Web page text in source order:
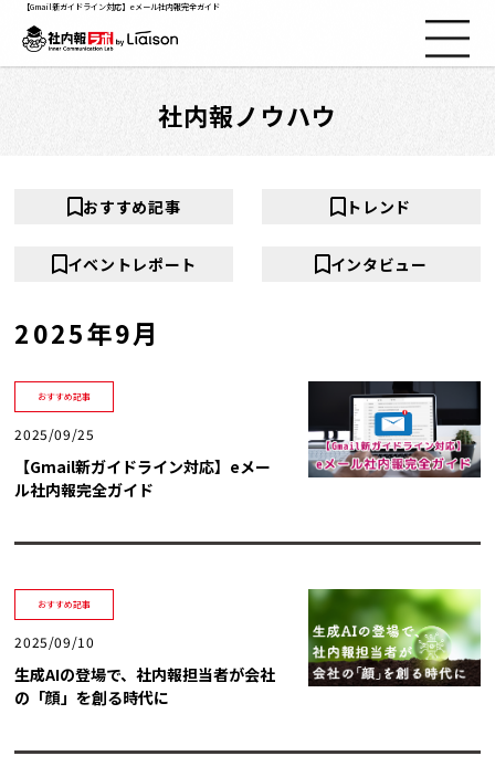
社内報ノウハウ
動画コーナー
トレンド用語集
【Gmail新ガイドライン対応】eメール社内報完全ガイド
社内報ノウハウ
おすすめ記事 トレンド
イベントレポート インタビュー
2025年9月
おすすめ記事
2025/09/25
【Gmail新ガイドライン対応】eメー
ル社内報完全ガイド
おすすめ記事
2025/09/10
生成AIの登場で、社内報担当者が会社
の「顔」を創る時代に